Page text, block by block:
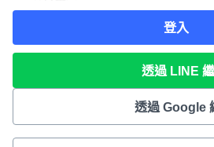
登入
透過 LINE
透過 Google